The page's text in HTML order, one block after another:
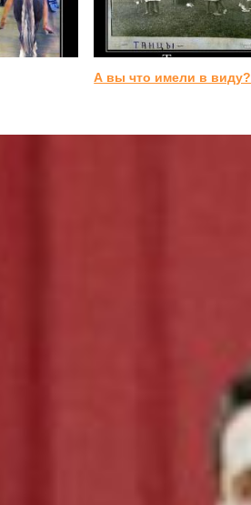
А вы что имели в виду?